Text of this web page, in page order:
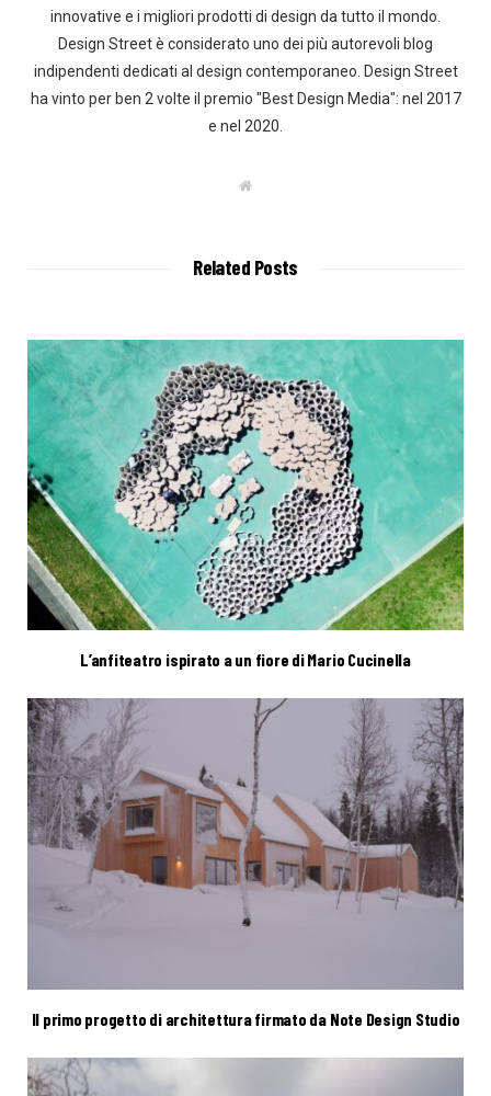
innovative e i migliori prodotti di design da tutto il mondo.
Design Street è considerato uno dei più autorevoli blog
indipendenti dedicati al design contemporaneo. Design Street
ha vinto per ben 2 volte il premio "Best Design Media": nel 2017
e nel 2020.
W
Related Posts
L’anfiteatro ispirato a un fiore di Mario Cucinella
Il primo progetto di architettura firmato da Note Design Studio